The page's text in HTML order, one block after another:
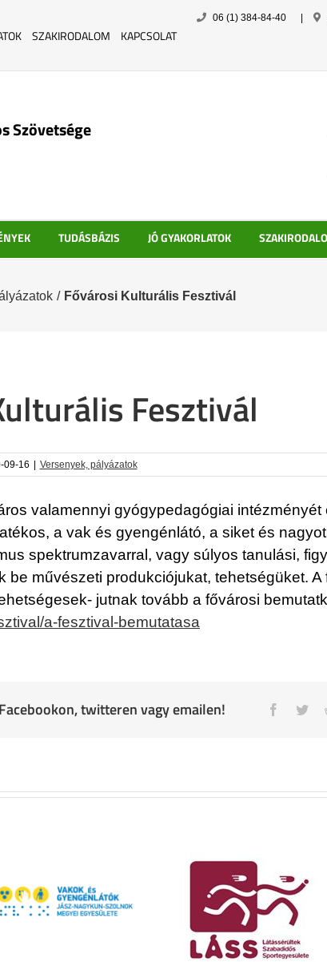
to
SZAKIRODALOM KAPCSOLAT
06 (1) 384-84-40
Szövetsége
TUDÁSBÁZIS JÓ GYAKORLATOK
/ Fővárosi Kulturális Fesztivál
Fesztivál
09-16 | Versenyek, pályázatok
valamennyi gyógypedagógiai intézményét
a vak és gyengénlátó, a siket és
spektrumzavarral, vagy súlyos tanulási,
művészeti produkciójukat, tehetségüket. A
jutnak tovább a fővárosi
a-fesztival-bemutatasa
twitteren vagy emailen!